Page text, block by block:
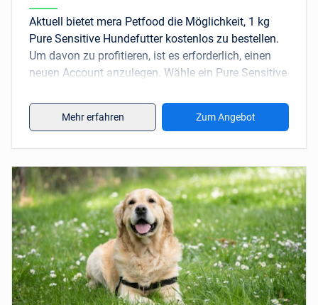
Aktuell bietet mera Petfood die Möglichkeit, 1 kg
Pure Sensitive Hundefutter kostenlos zu bestellen.
Um davon zu profitieren, ist es erforderlich, einen
neuen Account anzulegen. Wähle ein Pure Sensitive
verwende denRabattcode pure1kgwährend der
Bestellung. Der Versand ist ebenfalls kostenlos.
Mehr erfahren Zum Angebot